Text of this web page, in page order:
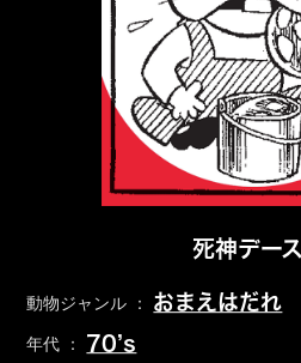
死神デース
動物ジャンル ： おまえはだれ
年代 ： 70’s